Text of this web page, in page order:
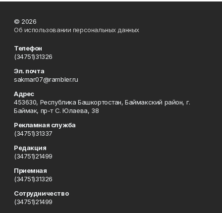
© 2026
Об использовании персональных данных
Телефон
(34751)31326
Эл. почта
sakmar07@rambler.ru
Адрес
453630, Республика Башкортостан, Баймакский район, г.
Баймак, пр-т С. Юлаева, 38
Рекламная служба
(34751)31337
Редакция
(34751)21499
Приемная
(34751)31326
Сотрудничество
(34751)21499